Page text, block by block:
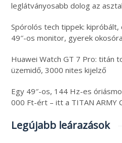
leglátványosabb dolog az
Spórolós tech tippek: kipróbált,
49″-os monitor, gyerek
Huawei Watch GT 7 Pro: titán
üzemidő, 3000 nites kijelző
Egy 49″-os, 144 Hz-es
000 Ft-ért – itt a TITAN ARMY
Legújabb leárazások